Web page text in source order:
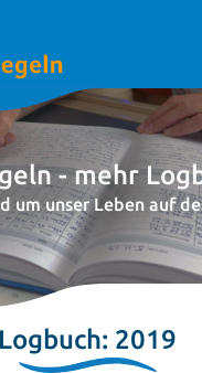
- mehr
um unser Leben auf
Logbuch: 2019